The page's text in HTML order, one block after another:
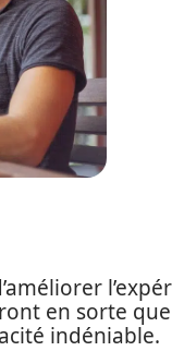
en sorte
indéniable.